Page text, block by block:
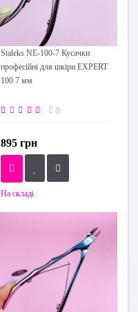
Staleks NE-100-7 Кусачки
професійні для шкіри EXPERT
100 7 мм
0
895 грн
На складі